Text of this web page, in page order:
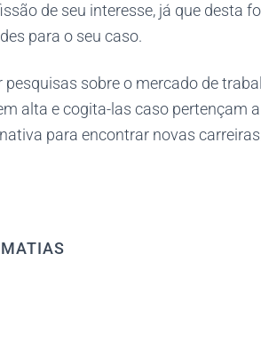
de seu interesse, já que desta
para o seu caso.
pesquisas sobre o mercado de
alta e cogita-las caso pertençam
para encontrar novas